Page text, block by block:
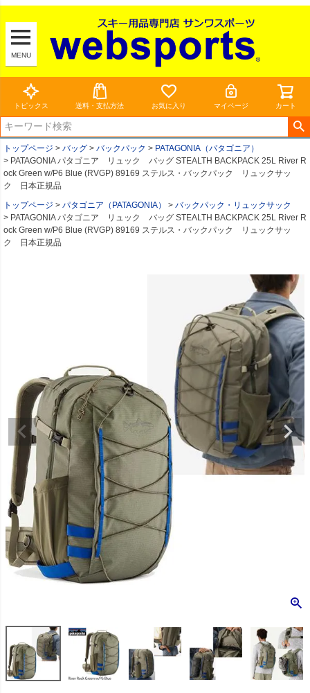
MENU
トピックス 送料・支払方法 お気に入り マイページ カート
トップページ バッグ バックパック
PATAGONIA（パタゴニア）
PATAGONIA パタゴニア リュック バッグ STEALTH BACKPACK 25L River R
ock Green w/P6 Blue (RVGP) 89169 ステルス・バックパック リュックサッ
ク 日本正規品
トップページ
パタゴニア（PATAGONIA）
バックパック・リュックサック
PATAGONIA パタゴニア リュック バッグ STEALTH BACKPACK 25L River R
ock Green w/P6 Blue (RVGP) 89169 ステルス・バックパック リュックサッ
ク 日本正規品